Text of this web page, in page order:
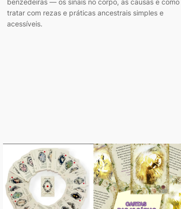
tratar com rezas e práticas ancestrais simples e
acessíveis.